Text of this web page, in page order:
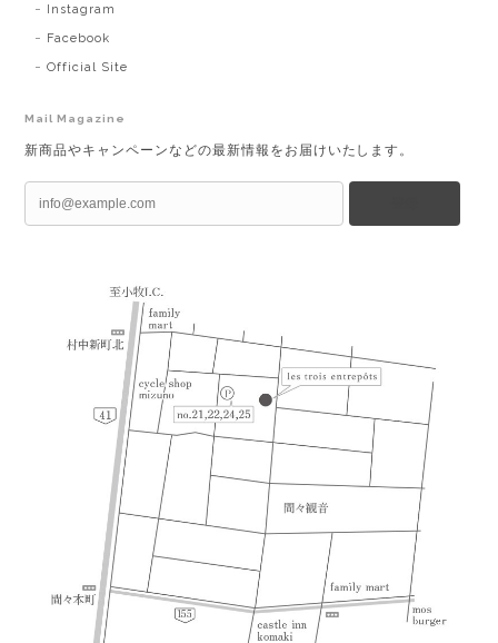
Instagram
Facebook
Official Site
Mail Magazine
新商品やキャンペーンなどの最新情報をお届けいたします。